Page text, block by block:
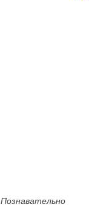
Познавательно